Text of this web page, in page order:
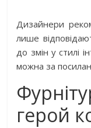
Дизайнери
лише
до змін у стилі
можна за
герой